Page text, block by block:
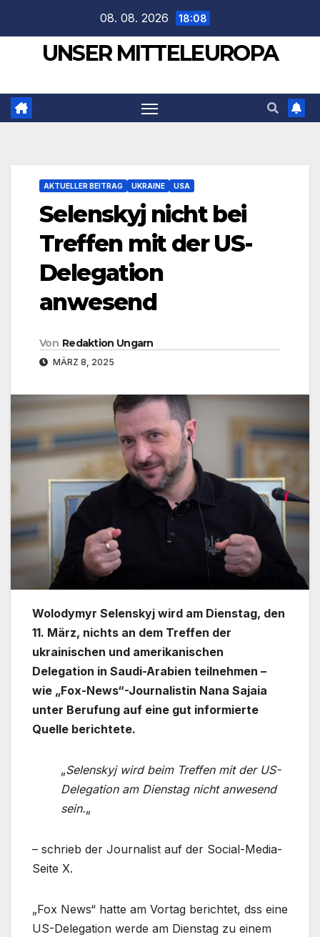
springen
08. 08. 2026 18:08
UNSER MITTELEUROPA
AKTUELLER BEITRAG UKRAINE USA
Selenskyj nicht bei
Treffen mit der US-
Delegation
anwesend
Von Redaktion Ungarn
MÄRZ 8, 2025
Wolodymyr Selenskyj wird am Dienstag, den
11. März, nichts an dem Treffen der
ukrainischen und amerikanischen
Delegation in Saudi-Arabien teilnehmen –
wie „Fox-News“-Journalistin Nana Sajaia
unter Berufung auf eine gut informierte
Quelle berichtete.
„Selenskyj wird beim Treffen mit der US-
Delegation am Dienstag nicht anwesend
sein.„
– schrieb der Journalist auf der Social-Media-
Seite X.
„Fox News“ hatte am Vortag berichtet, dss eine
US-Delegation werde am Dienstag zu einem